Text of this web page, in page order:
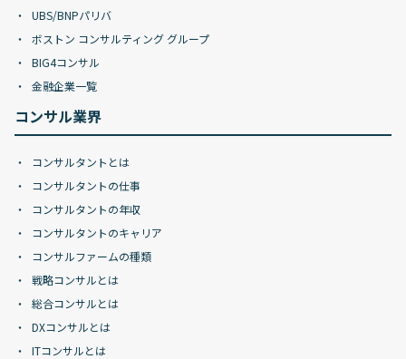
UBS/BNPパリバ
ボストン コンサルティング グループ
BIG4コンサル
金融企業一覧
コンサル業界
コンサルタントとは
コンサルタントの仕事
コンサルタントの年収
コンサルタントのキャリア
コンサルファームの種類
戦略コンサルとは
総合コンサルとは
DXコンサルとは
ITコンサルとは